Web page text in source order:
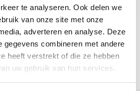
te analyseren. Ook delen we
van onze site met onze
adverteren en analyse. Deze
gegevens combineren met andere
heeft verstrekt of die ze hebben
uw gebruik van hun services.